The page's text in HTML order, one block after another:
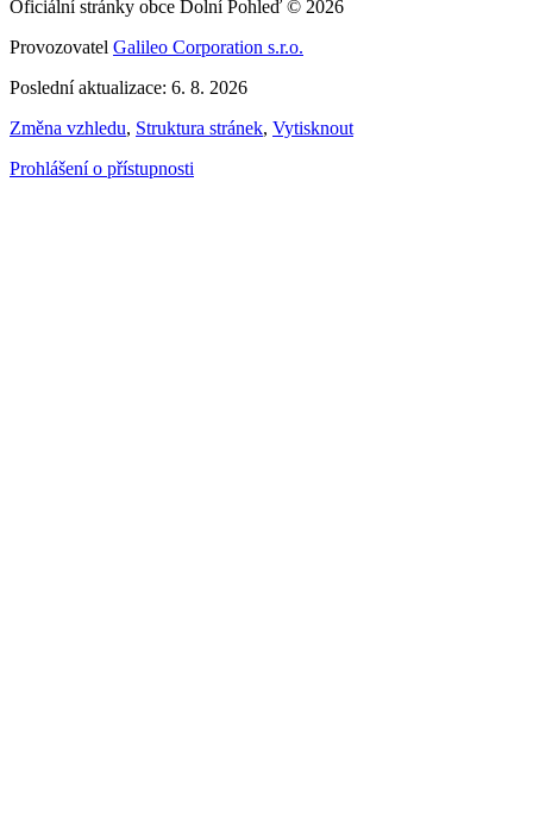
Oficiální stránky obce Dolní Pohleď © 2026
Provozovatel Galileo Corporation s.r.o.
Poslední aktualizace: 6. 8. 2026
Změna vzhledu, Struktura stránek, Vytisknout
Prohlášení o přístupnosti